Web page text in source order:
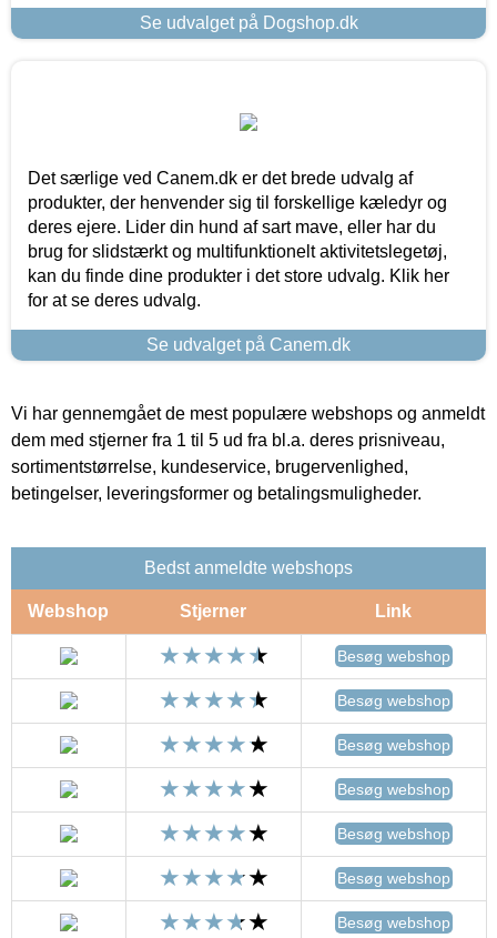
Se udvalget på Dogshop.dk
Det særlige ved Canem.dk er det brede udvalg af
produkter, der henvender sig til forskellige kæledyr og
deres ejere. Lider din hund af sart mave, eller har du
brug for slidstærkt og multifunktionelt aktivitetslegetøj,
kan du finde dine produkter i det store udvalg. Klik her
for at se deres udvalg.
Se udvalget på Canem.dk
Vi har gennemgået de mest populære webshops og anmeldt
dem med stjerner fra 1 til 5 ud fra bl.a. deres prisniveau,
sortimentstørrelse, kundeservice, brugervenlighed,
betingelser, leveringsformer og betalingsmuligheder.
Bedst anmeldte webshops
Webshop Stjerner Link
Besøg webshop
Besøg webshop
Besøg webshop
Besøg webshop
Besøg webshop
Besøg webshop
Besøg webshop